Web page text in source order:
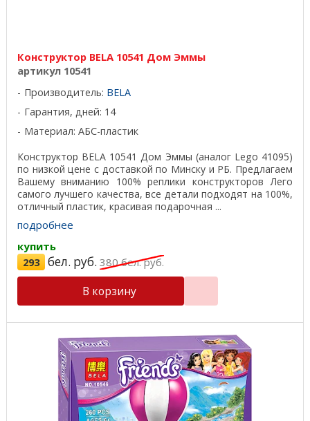
Конструктор BELA 10541 Дом Эммы
артикул 10541
Производитель: BELA
Гарантия, дней: 14
Материал: АБС-пластик
Конструктор BELA 10541 Дом Эммы (аналог Lego 41095)
по низкой цене с доставкой по Минску и РБ. Предлагаем
Вашему вниманию 100% реплики конструкторов Лего
самого лучшего качества, все детали подходят на 100%,
отличный пластик, красивая подарочная ...
подробнее
купить
293 бел. руб. 380бел. руб.
В корзину